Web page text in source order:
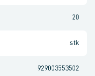
20
stk
929003553502